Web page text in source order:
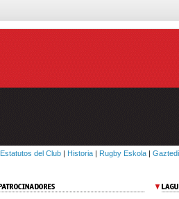
Estatutos del Club | Historia | Rugby Eskola |